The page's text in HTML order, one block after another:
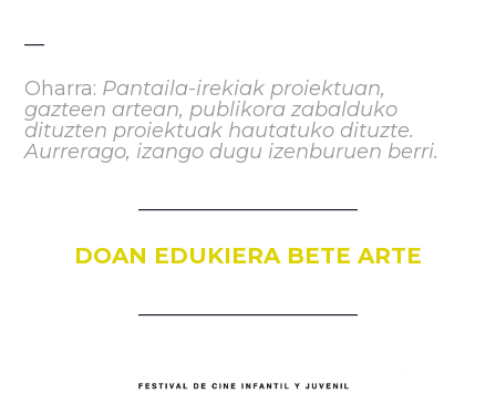
Oharra: Pantaila-irekiak proiektuan,
gazteen artean, publikora zabalduko
dituzten proiektuak hautatuko dituzte.
Aurrerago, izango dugu izenburuen berri.
DOAN EDUKIERA BETE ARTE